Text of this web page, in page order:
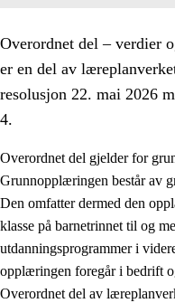
Overordnet del – verdier
er en del av
resolusjon 22. mai 2026
4.
Overordnet del gjelder for
Grunnopplæringen består av
Den omfatter dermed den
klasse på barnetrinnet til og
utdanningsprogrammer i
opplæringen foregår i bedrift
Overordnet del av